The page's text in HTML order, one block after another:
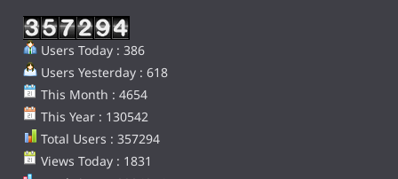
Users Today : 386
Users Yesterday : 618
This Month : 4654
This Year : 130542
Total Users : 357294
Views Today : 1831